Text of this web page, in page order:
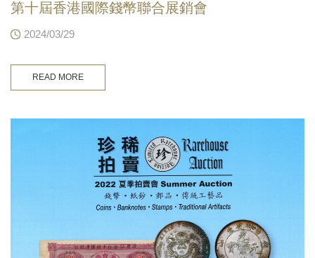
第十屆香港國際錢幣聯合展銷會
2024/03/29
READ MORE